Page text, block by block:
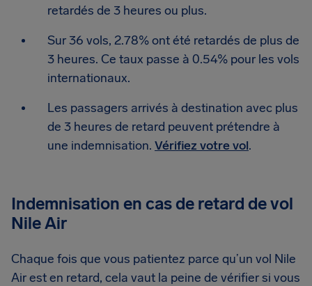
retardés de 3 heures ou plus.
Sur 36 vols, 2.78% ont été retardés de plus de
3 heures. Ce taux passe à 0.54% pour les vols
internationaux.
Les passagers arrivés à destination avec plus
de 3 heures de retard peuvent prétendre à
une indemnisation. Vérifiez votre vol.
Indemnisation en cas de retard de vol
Nile Air
Chaque fois que vous patientez parce qu’un vol Nile
Air est en retard, cela vaut la peine de vérifier si vous